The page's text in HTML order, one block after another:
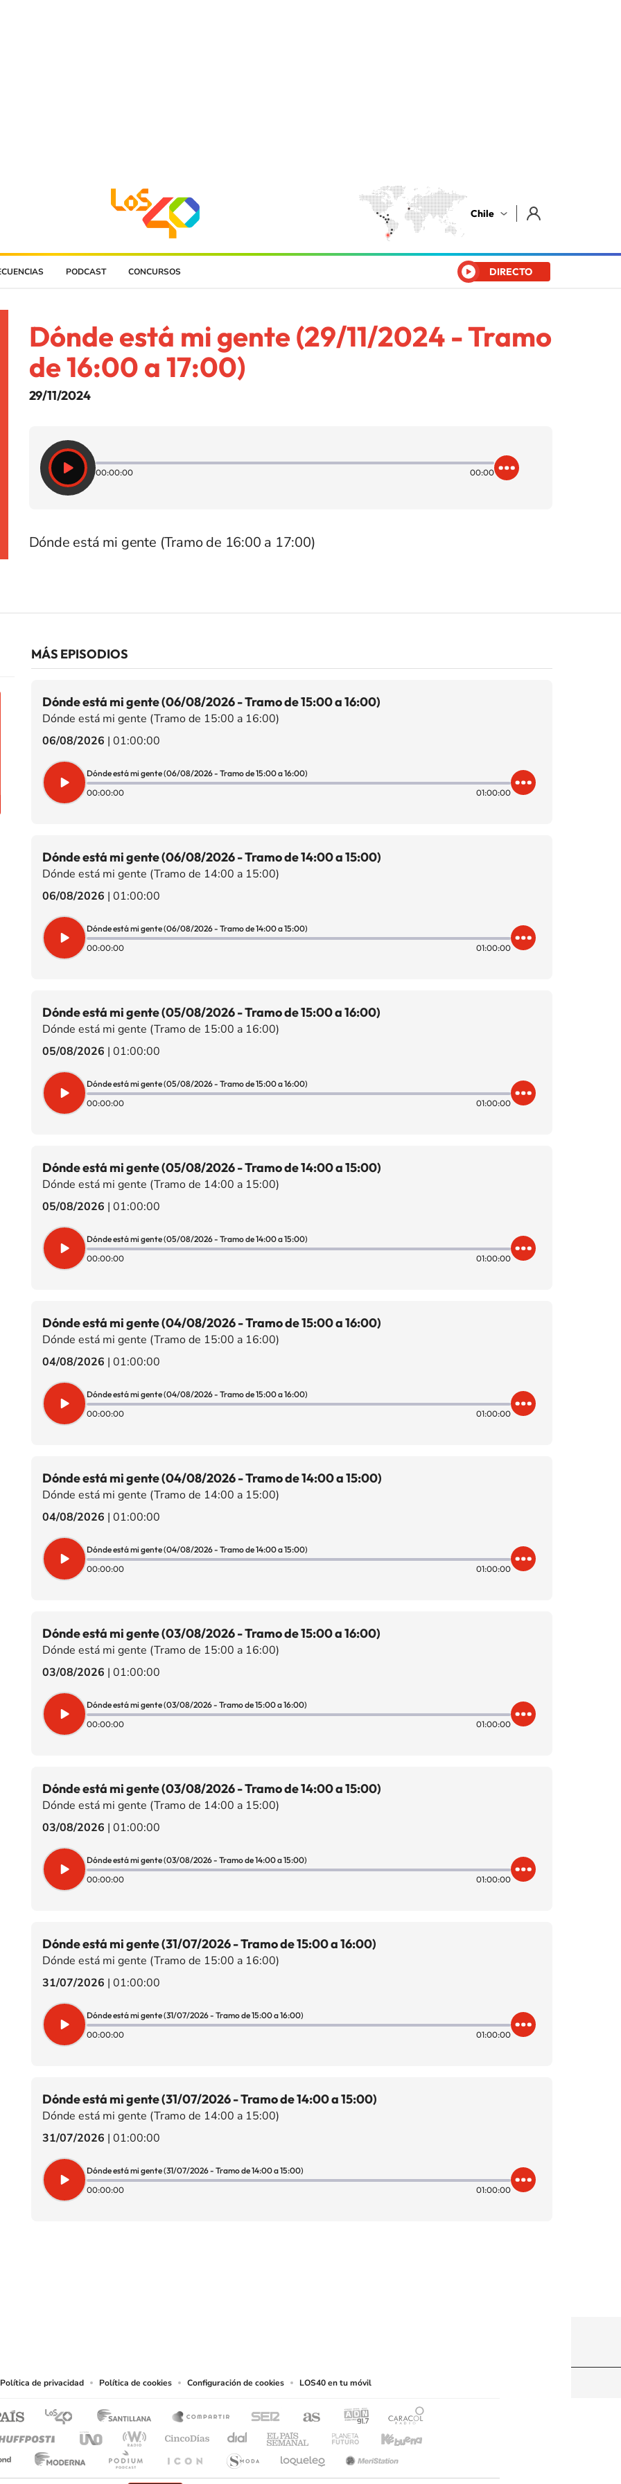
Chile
PODCAST CONCURSOS DIRECTO
Dónde está mi gente (29/11/2024 - Tramo
de 16:00 a 17:00)
29/11/2024
00:00:00 00:00
Dónde está mi gente (Tramo de 16:00 a 17:00)
MÁS EPISODIOS
Dónde está mi gente (06/08/2026 - Tramo de 15:00 a 16:00)
Dónde está mi gente (Tramo de 15:00 a 16:00)
06/08/2026 | 01:00:00
Dónde está mi gente (06/08/2026 - Tramo de 15:00 a 16:00)
00:00:00
01:00:00
Dónde está mi gente (06/08/2026 - Tramo de 14:00 a 15:00)
Dónde está mi gente (Tramo de 14:00 a 15:00)
06/08/2026 | 01:00:00
Dónde está mi gente (06/08/2026 - Tramo de 14:00 a 15:00)
00:00:00
01:00:00
Dónde está mi gente (05/08/2026 - Tramo de 15:00 a 16:00)
Dónde está mi gente (Tramo de 15:00 a 16:00)
05/08/2026 | 01:00:00
Dónde está mi gente (05/08/2026 - Tramo de 15:00 a 16:00)
00:00:00
01:00:00
Dónde está mi gente (05/08/2026 - Tramo de 14:00 a 15:00)
Dónde está mi gente (Tramo de 14:00 a 15:00)
05/08/2026 | 01:00:00
Dónde está mi gente (05/08/2026 - Tramo de 14:00 a 15:00)
00:00:00
01:00:00
Dónde está mi gente (04/08/2026 - Tramo de 15:00 a 16:00)
Dónde está mi gente (Tramo de 15:00 a 16:00)
04/08/2026 | 01:00:00
Dónde está mi gente (04/08/2026 - Tramo de 15:00 a 16:00)
00:00:00
01:00:00
Dónde está mi gente (04/08/2026 - Tramo de 14:00 a 15:00)
Dónde está mi gente (Tramo de 14:00 a 15:00)
04/08/2026 | 01:00:00
Dónde está mi gente (04/08/2026 - Tramo de 14:00 a 15:00)
00:00:00
01:00:00
Dónde está mi gente (03/08/2026 - Tramo de 15:00 a 16:00)
Dónde está mi gente (Tramo de 15:00 a 16:00)
03/08/2026 | 01:00:00
Dónde está mi gente (03/08/2026 - Tramo de 15:00 a 16:00)
00:00:00
01:00:00
Dónde está mi gente (03/08/2026 - Tramo de 14:00 a 15:00)
Dónde está mi gente (Tramo de 14:00 a 15:00)
03/08/2026 | 01:00:00
Dónde está mi gente (03/08/2026 - Tramo de 14:00 a 15:00)
00:00:00
01:00:00
Dónde está mi gente (31/07/2026 - Tramo de 15:00 a 16:00)
Dónde está mi gente (Tramo de 15:00 a 16:00)
31/07/2026 | 01:00:00
Dónde está mi gente (31/07/2026 - Tramo de 15:00 a 16:00)
00:00:00
01:00:00
Dónde está mi gente (31/07/2026 - Tramo de 14:00 a 15:00)
Dónde está mi gente (Tramo de 14:00 a 15:00)
31/07/2026 | 01:00:00
Dónde está mi gente (31/07/2026 - Tramo de 14:00 a 15:00)
00:00:00
01:00:00
Política de privacidad Política de cookies Configuración de cookies LOS40 en tu móvil